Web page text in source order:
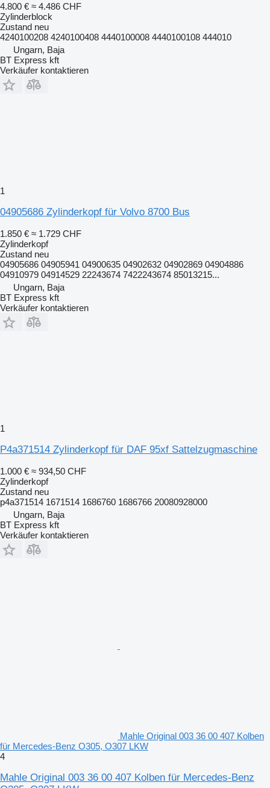
4.800 € ≈ 4.486 CHF
Zylinderblock
Zustand neu
4240100208 4240100408 4440100008 4440100108 444010
Ungarn, Baja
BT Express kft
Verkäufer kontaktieren
1
04905686 Zylinderkopf für Volvo 8700 Bus
1.850 € ≈ 1.729 CHF
Zylinderkopf
Zustand neu
04905686 04905941 04900635 04902632 04902869 04904886
04910979 04914529 22243674 7422243674 85013215...
Ungarn, Baja
BT Express kft
Verkäufer kontaktieren
1
P4a371514 Zylinderkopf für DAF 95xf Sattelzugmaschine
1.000 € ≈ 934,50 CHF
Zylinderkopf
Zustand neu
p4a371514 1671514 1686760 1686766 20080928000
Ungarn, Baja
BT Express kft
Verkäufer kontaktieren
Mahle Original 003 36 00 407 Kolben
für Mercedes-Benz O305, O307 LKW
4
Mahle Original 003 36 00 407 Kolben für Mercedes-Benz